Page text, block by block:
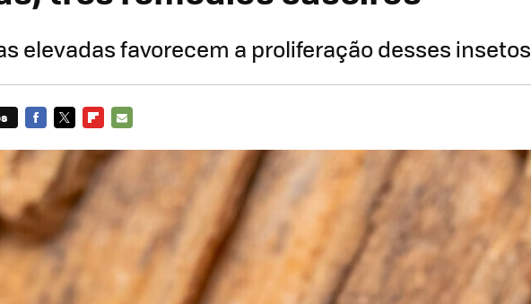
elevadas favorecem a proliferação desses insetos
MAIL